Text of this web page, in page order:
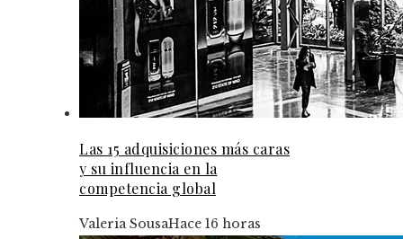
Las 15 adquisiciones más caras
y su influencia en la
competencia global
Valeria SousaHace 16 horas